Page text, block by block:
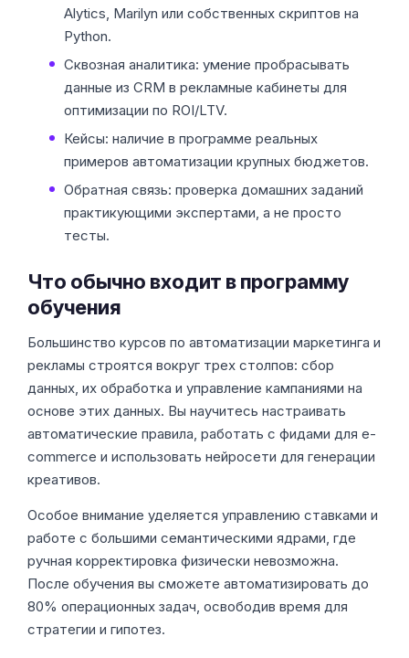
Alytics, Marilyn или собственных скриптов на
Python.
Сквозная аналитика: умение пробрасывать
данные из CRM в рекламные кабинеты для
оптимизации по ROI/LTV.
Кейсы: наличие в программе реальных
примеров автоматизации крупных бюджетов.
Обратная связь: проверка домашних заданий
практикующими экспертами, а не просто
тесты.
Что обычно входит в программу
обучения
Большинство курсов по автоматизации маркетинга и
рекламы строятся вокруг трех столпов: сбор
данных, их обработка и управление кампаниями на
основе этих данных. Вы научитесь настраивать
автоматические правила, работать с фидами для e-
commerce и использовать нейросети для генерации
креативов.
Особое внимание уделяется управлению ставками и
работе с большими семантическими ядрами, где
ручная корректировка физически невозможна.
После обучения вы сможете автоматизировать до
80% операционных задач, освободив время для
стратегии и гипотез.